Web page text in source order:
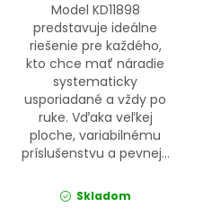
Model KD11898
predstavuje ideálne
riešenie pre každého,
kto chce mať náradie
systematicky
usporiadané a vždy po
ruke. Vďaka veľkej
ploche, variabilnému
príslušenstvu a pevnej...
Skladom